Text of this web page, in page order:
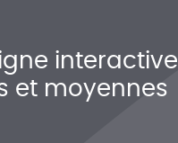
interactive
et moyennes